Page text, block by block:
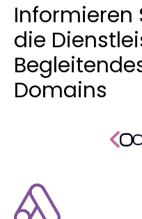
Informieren
die
Domains